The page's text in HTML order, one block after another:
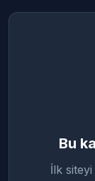
Bu
İlk